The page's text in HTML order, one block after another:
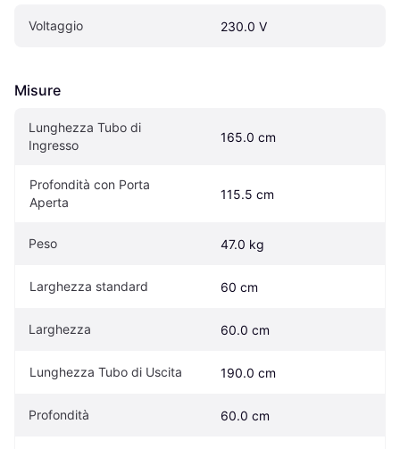
Voltaggio 230.0 V
Misure
Lunghezza Tubo di
Ingresso
165.0 cm
Profondità con Porta
Aperta
115.5 cm
Peso 47.0 kg
Larghezza standard 60 cm
Larghezza 60.0 cm
Lunghezza Tubo di Uscita 190.0 cm
Profondità 60.0 cm